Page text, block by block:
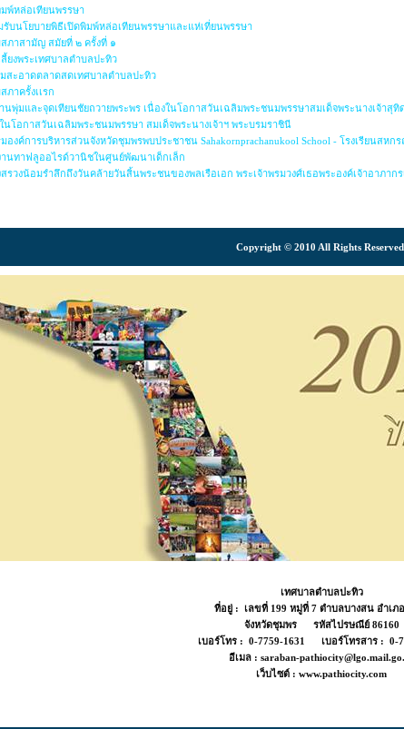
พ์หล่อเทียนพรรษา
บนโยบายพิธีเปิดพิมพ์หล่อเทียนพรรษาและแห่เที่ยนพรรษา
ภาสามัญ สมัยที่ ๒ ครั้งที่ ๑
ยงพระเทศบาลตำบลปะทิว
สะอาดตลาดสดเทศบาลตำบลปะทิว
าครั้งเเรก
นพุ่มและจุดเทียนชัยถวายพระพร เนื่องในโอกาสวันเฉลิมพระชนมพรรษาสมเด็จพระนางเจ้
นโอกาสวันเฉลิมพระชนมพรรษา สมเด็จพระนางเจ้าฯ พระบรมราชินี
งค์การบริหารส่วนจังหวัดชุมพรพบประชาชน Sahakornprachanukool School - โรงเรียนสหก
นทาฟลูออไรด์วานิชในศูนย์พัฒนาเด็กเล็ก
รวงน้อมรำลึกถึงวันคล้ายวันสิ้นพระชนของพลเรือเอก พระเจ้าพรมวงศ์เธอพระองค์เจ้าอาภาก
Copyright © 2010 All Rights
เทศบาลตำบลปะทิว
ที่อยู่ : เลขที่ 199 หมู่ที่ 7 ตำบลบางสน อำเภ
จังหวัดชุมพร รหัสไปรษณีย์ 86160
เบอร์โทร : 0-7759-1631 เบอร์โทรสาร : 0-
อีเมล : saraban-
เว็บไซต์ : www.pathiocity.com